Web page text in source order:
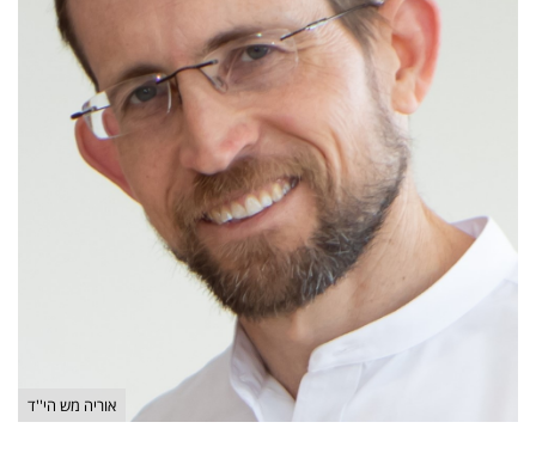
אוריה מש הי''ד